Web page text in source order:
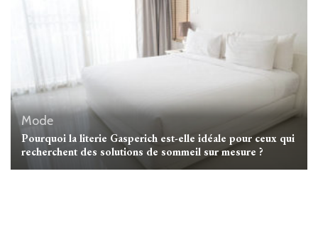
Mode
Pourquoi la literie Gasperich est-elle idéale pour ceux qui
recherchent des solutions de sommeil sur mesure ?